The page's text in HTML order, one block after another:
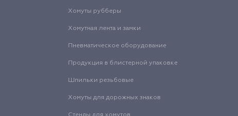
Хомуты рубберы
Хомутная лента и замки
Пневматическое оборудование
Продукция в блистерной упаковке
Шпильки резьбовые
Хомуты для дорожных знаков